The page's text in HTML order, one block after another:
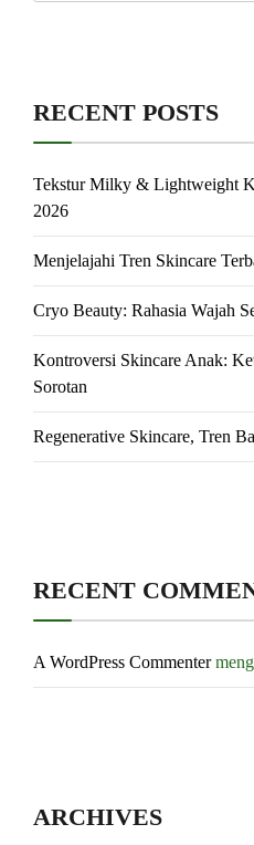
RECENT POSTS
Tekstur Milky & Lightweight
2026
Menjelajahi Tren Skincare
Cryo Beauty: Rahasia Wajah
Kontroversi Skincare Anak:
Sorotan
Regenerative Skincare, Tren
RECENT
A WordPress Commenter
ARCHIVES